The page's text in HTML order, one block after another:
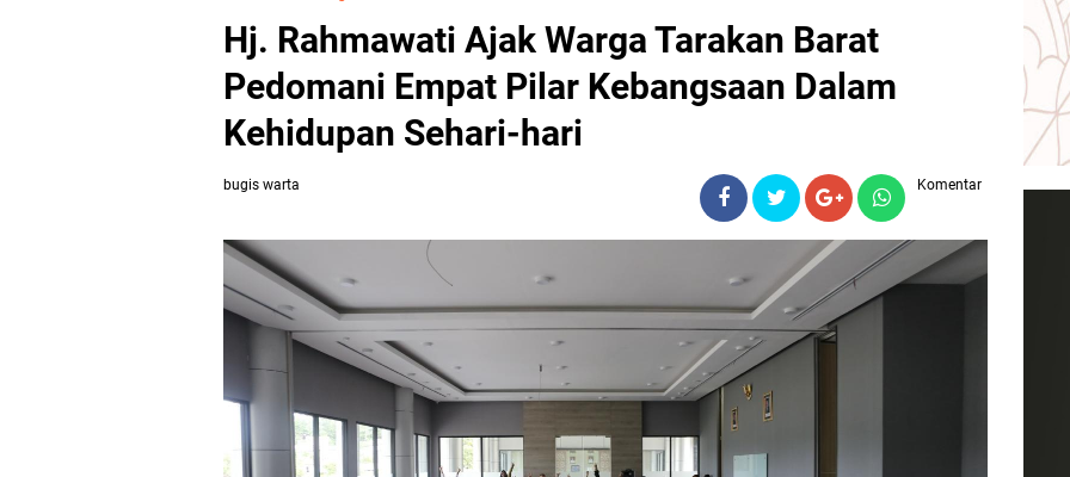
Hj. Rahmawati Ajak Warga Tarakan Barat
Pedomani Empat Pilar Kebangsaan Dalam
Kehidupan Sehari-hari
bugis warta Komentar